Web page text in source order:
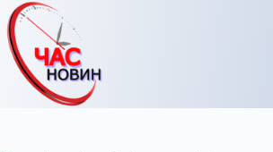
Перейти
до
вмісту